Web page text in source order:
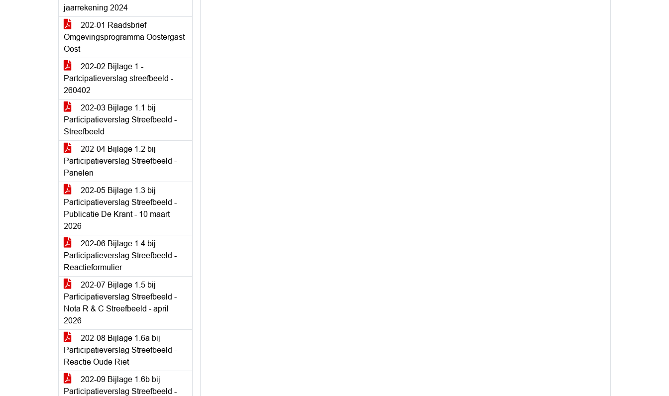
jaarrekening 2024
202-01 Raadsbrief
Omgevingsprogramma Oostergast
Oost
202-02 Bijlage 1 -
Partcipatieverslag streefbeeld -
260402
202-03 Bijlage 1.1 bij
Participatieverslag Streefbeeld -
Streefbeeld
202-04 Bijlage 1.2 bij
Participatieverslag Streefbeeld -
Panelen
202-05 Bijlage 1.3 bij
Participatieverslag Streefbeeld -
Publicatie De Krant - 10 maart
2026
202-06 Bijlage 1.4 bij
Participatieverslag Streefbeeld -
Reactieformulier
202-07 Bijlage 1.5 bij
Participatieverslag Streefbeeld -
Nota R & C Streefbeeld - april
2026
202-08 Bijlage 1.6a bij
Participatieverslag Streefbeeld -
Reactie Oude Riet
202-09 Bijlage 1.6b bij
Participatieverslag Streefbeeld -